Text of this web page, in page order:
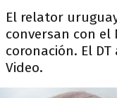
El relator
conversan con el
coronación. El
Video.